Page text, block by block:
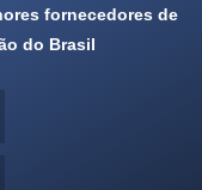
fornecedores de
do Brasil